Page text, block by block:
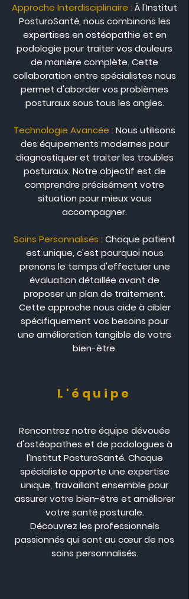
Approche Interdisciplinaire : À l'Institut
PosturoSanté, nous combinons les
expertises en ostéopathie et en
podologie pour traiter vos douleurs
de manière complète. Cette
collaboration entre spécialistes nous
permet d'aborder vos problèmes
posturaux sous tous les angles.
Technologie Avancée : Nous utilisons
des équipements modernes pour
diagnostiquer et traiter les troubles
posturaux. Notre objectif est de
comprendre précisément votre
situation pour mieux vous
accompagner.
Soins Personnalisés : Chaque patient
est unique, c'est pourquoi nous
prenons le temps d'effectuer une
évaluation détaillée avant de
proposer un plan de traitement.
Cette approche nous aide à cibler
spécifiquement vos besoins pour
une amélioration tangible de votre
bien-être.
L'équipe
Rencontrez notre équipe dévouée
d'ostéopathes et de podologues à
l'Institut PosturoSanté. Chaque
spécialiste apporte une expertise
unique, travaillant ensemble pour
assurer votre bien-être et améliorer
votre santé posturale.
Découvrez les professionnels
passionnés qui sont au cœur de nos
soins personnalisés.